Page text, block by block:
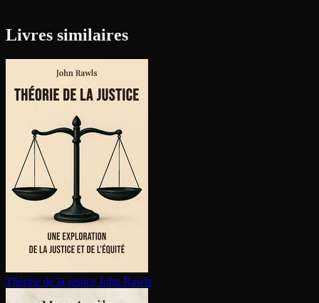
Livres similaires
Théorie de la justice John Rawls